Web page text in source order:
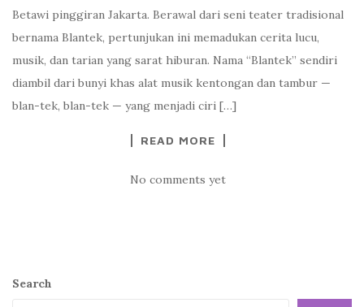
Betawi pinggiran Jakarta. Berawal dari seni teater tradisional
bernama Blantek, pertunjukan ini memadukan cerita lucu,
musik, dan tarian yang sarat hiburan. Nama “Blantek” sendiri
diambil dari bunyi khas alat musik kentongan dan tambur —
blan-tek, blan-tek — yang menjadi ciri […]
READ MORE
No comments yet
Search